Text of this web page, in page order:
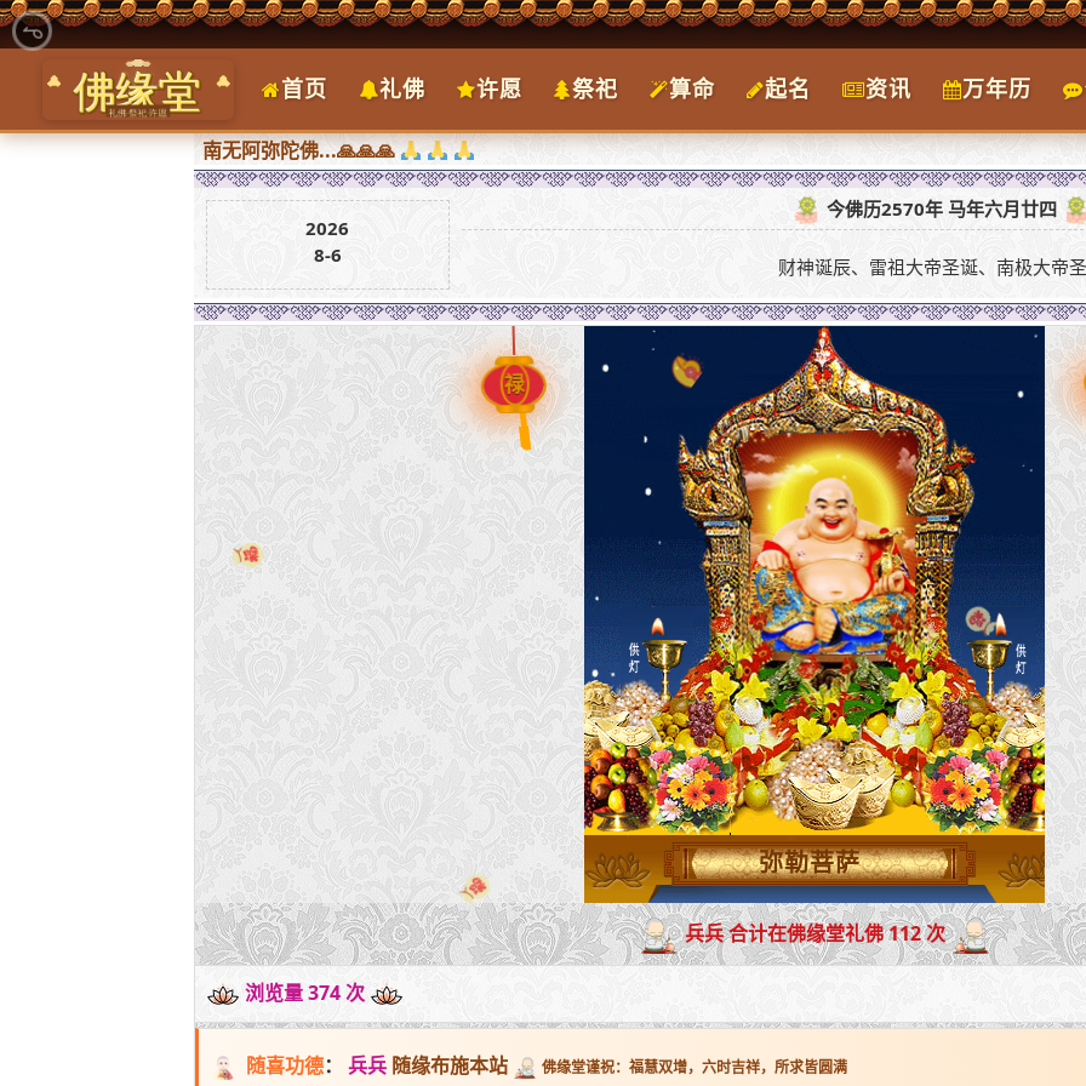
首页 礼佛 许愿 祭祀 算命 起名 资讯 万年历
，所求皆圆满，南无阿弥陀佛...🙏🙏🙏
2026
8-6
今佛历2570年 马年六月廿四
财神诞辰、雷祖大帝圣诞、南极大帝
禄
弥勒菩萨
兵兵 合计在佛缘堂礼佛 112 次
浏览量 374 次
随喜功德： 兵兵 随缘布施本站 佛缘堂谨祝：福慧双增，六时吉祥，所求皆圆满